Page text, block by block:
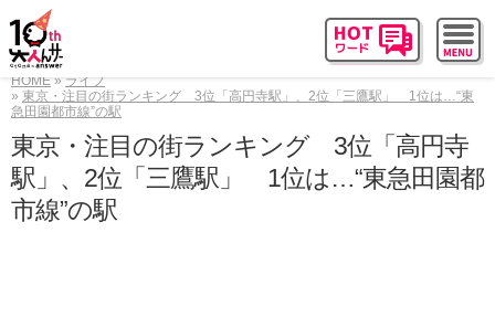
HOME
ライフ
東京・注目の街ランキング 3位「高円寺駅」、2位「三鷹駅」 1位は…“東
急田園都市線”の駅
東京・注目の街ランキング 3位「高円寺
駅」、2位「三鷹駅」 1位は…“東急田園都
市線”の駅